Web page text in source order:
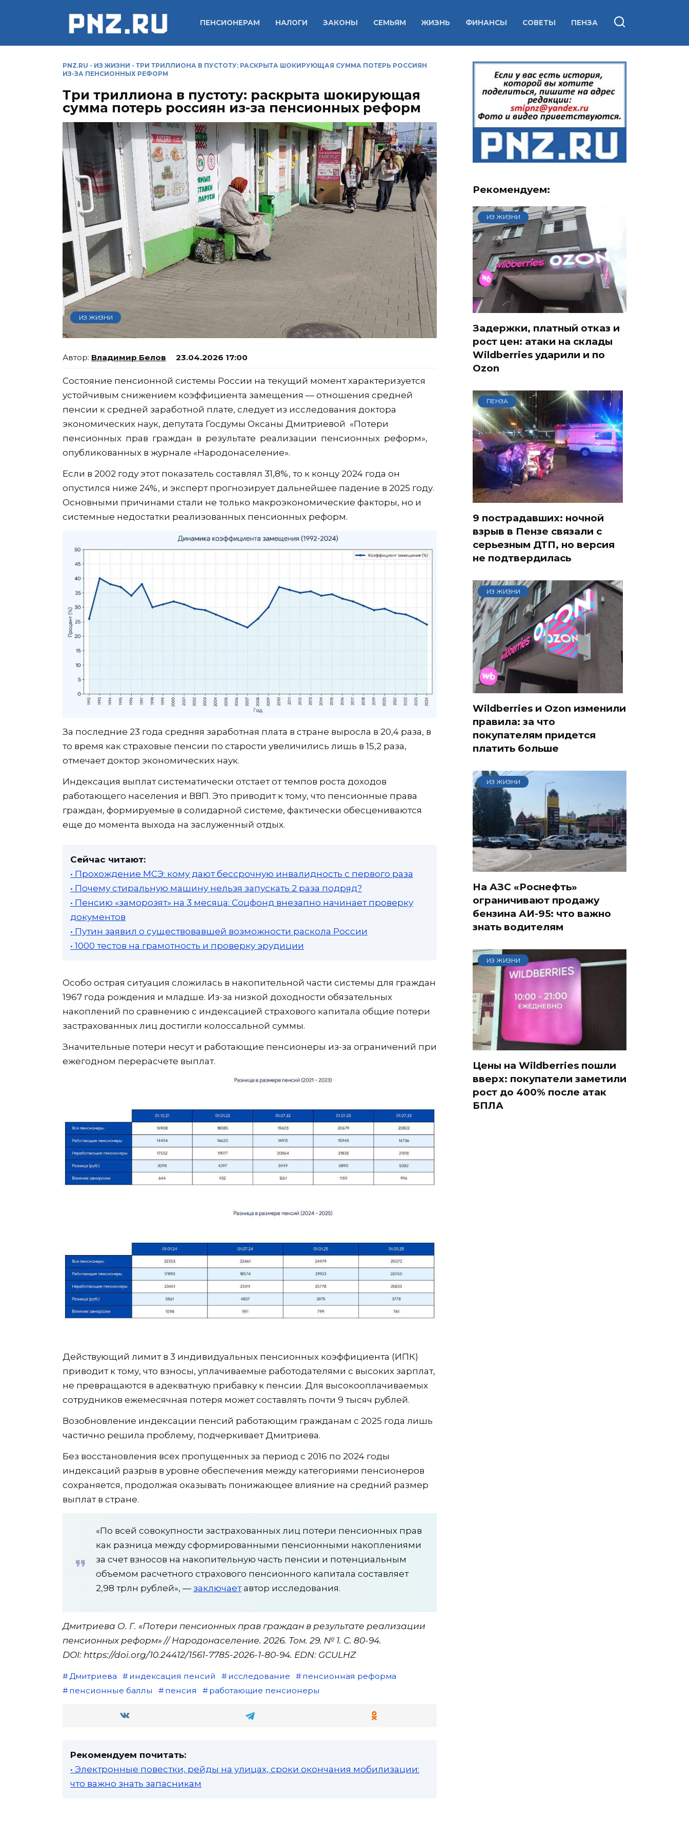
ПЕНСИОНЕРАМ НАЛОГИ ЗАКОНЫ СЕМЬЯМ ЖИЗНЬ ФИНАНСЫ СОВЕТЫ ПЕНЗА
PNZ.RU - ИЗ ЖИЗНИ - ТРИ ТРИЛЛИОНА В ПУСТОТУ: РАСКРЫТА ШОКИРУЮЩАЯ СУММА ПОТЕРЬ РОССИЯН
ИЗ-ЗА ПЕНСИОННЫХ РЕФОРМ
Три триллиона в пустоту: раскрыта шокирующая
сумма потерь россиян из-за пенсионных реформ
ИЗ ЖИЗНИ
Владимир Белов 23.04.2026 17:00
Состояние пенсионной системы России на текущий момент характеризуется
устойчивым снижением коэффициента замещения — отношения средней
пенсии к средней заработной плате, следует из исследования доктора
экономических наук, депутата Госдумы Оксаны Дмитриевой «Потери
пенсионных прав граждан в результате реализации пенсионных реформ»,
опубликованных в журнале «Народонаселение».
Если в 2002 году этот показатель составлял 31,8%, то к концу 2024 года он
опустился ниже 24%, и эксперт прогнозирует дальнейшее падение в 2025 году.
Основными причинами стали не только макроэкономические факторы, но и
системные недостатки реализованных пенсионных реформ.
За последние 23 года средняя заработная плата в стране выросла в 20,4 раза, в
то время как страховые пенсии по старости увеличились лишь в 15,2 раза,
отмечает доктор экономических наук.
Индексация выплат систематически отстает от темпов роста доходов
работающего населения и ВВП. Это приводит к тому, что пенсионные права
граждан, формируемые в солидарной системе, фактически обесцениваются
еще до момента выхода на заслуженный отдых.
Сейчас читают:
• Прохождение МСЭ: кому дают бессрочную инвалидность с первого раза
• Почему стиральную машину нельзя запускать 2 раза подряд?
• Пенсию «заморозят» на 3 месяца: Соцфонд внезапно начинает проверку
документов
• Путин заявил о существовавшей возможности раскола России
• 1000 тестов на грамотность и проверку эрудиции
Особо острая ситуация сложилась в накопительной части системы для граждан
1967 года рождения и младше. Из-за низкой доходности обязательных
накоплений по сравнению с индексацией страхового капитала общие потери
застрахованных лиц достигли колоссальной суммы.
Значительные потери несут и работающие пенсионеры из-за ограничений при
ежегодном перерасчете выплат.
Действующий лимит в 3 индивидуальных пенсионных коэффициента (ИПК)
приводит к тому, что взносы, уплачиваемые работодателями с высоких зарплат,
не превращаются в адекватную прибавку к пенсии. Для высокооплачиваемых
сотрудников ежемесячная потеря может составлять почти 9 тысяч рублей.
Возобновление индексации пенсий работающим гражданам с 2025 года лишь
частично решила проблему, подчеркивает Дмитриева.
Без восстановления всех пропущенных за период с 2016 по 2024 годы
индексаций разрыв в уровне обеспечения между категориями пенсионеров
сохраняется, продолжая оказывать понижающее влияние на средний размер
выплат в стране.
«По всей совокупности застрахованных лиц потери пенсионных прав
как разница между сформированными пенсионными накоплениями
за счет взносов на накопительную часть пенсии и потенциальным
объемом расчетного страхового пенсионного капитала составляет
2,98 трлн рублей», — заключаетавтор исследования.
Дмитриева О. Г. «Потери пенсионных прав граждан в результате реализации
пенсионных реформ» // Народонаселение. 2026. Том. 29. № 1. С. 80-94.
DOI: https://doi.org/10.24412/1561-7785-2026-1-80-94. EDN: GCULHZ
Дмитриева индексация пенсий исследование
пенсионная реформа
пенсионные баллы
пенсия работающие пенсионеры
Рекомендуем почитать:
• Электронные повестки, рейды на улицах, сроки окончания мобилизации:
что важно знать запасникам
Рекомендуем:
ИЗ ЖИЗНИ
Задержки, платный отказ и
рост цен: атаки на склады
Wildberries ударили и по
Ozon
ПЕНЗА
9 пострадавших: ночной
взрыв в Пензе связали с
серьезным ДТП, но версия
не подтвердилась
ИЗ ЖИЗНИ
Wildberries и Ozon изменили
правила: за что
покупателям придется
платить больше
ИЗ ЖИЗНИ
На АЗС «Роснефть»
ограничивают продажу
бензина АИ-95: что важно
знать водителям
ИЗ ЖИЗНИ
Цены на Wildberries пошли
вверх: покупатели заметили
рост до 400% после атак
БПЛА